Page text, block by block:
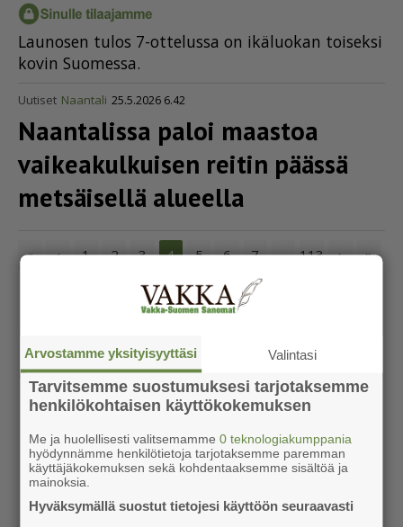
Lau­no­sen tu­los 7-ot­te­lus­sa on ikä­luo­kan toi­sek­si
ko­vin Suo­mes­sa.
Uutiset Naantali 25.5.2026 6.42
Naantalissa paloi maastoa
vaike­a­kul­kuisen reitin päässä
metsäisellä alueella
« ‹ 1 2 3 4 5 6 7 ... 113 › »
Arvostamme yksityisyyttäsi Valintasi
Tarvitsemme suostumuksesi tarjotaksemme
henkilökohtaisen käyttökokemuksen
Me ja huolellisesti valitsemamme0 teknologiakumppania
hyödynnämme henkilötietoja tarjotaksemme paremman
käyttäjäkokemuksen sekä kohdentaaksemme sisältöä ja
mainoksia.
Hyväksymällä suostut tietojesi käyttöön seuraavasti